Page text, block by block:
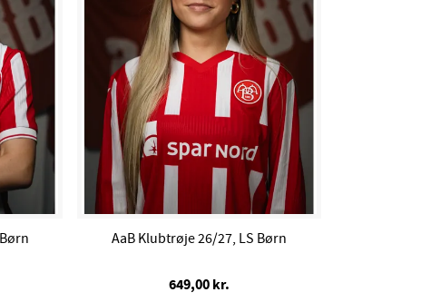
AaB Klubtrøje 26/27, LS Børn
649,00 kr.